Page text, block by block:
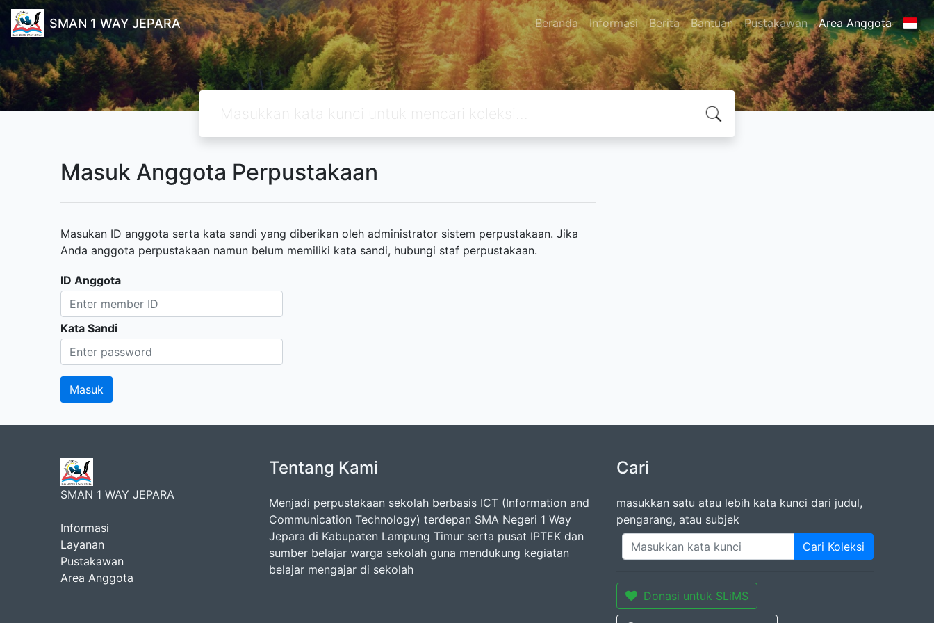
SMAN 1 WAY JEPARA Beranda Informasi Berita Bantuan Pustakawan Area Anggota
Masuk Anggota Perpustakaan
Masukan ID anggota serta kata sandi yang diberikan oleh administrator sistem perpustakaan. Jika
Anda anggota perpustakaan namun belum memiliki kata sandi, hubungi staf perpustakaan.
ID Anggota
Kata Sandi
SMAN 1 WAY JEPARA
Informasi
Layanan
Pustakawan
Area Anggota
Tentang Kami
Menjadi perpustakaan sekolah berbasis ICT (Information and
Communication Technology) terdepan SMA Negeri 1 Way
Jepara di Kabupaten Lampung Timur serta pusat IPTEK dan
sumber belajar warga sekolah guna mendukung kegiatan
belajar mengajar di sekolah
Cari
masukkan satu atau lebih kata kunci dari judul,
pengarang, atau subjek
Cari Koleksi
Donasi untuk SLiMS